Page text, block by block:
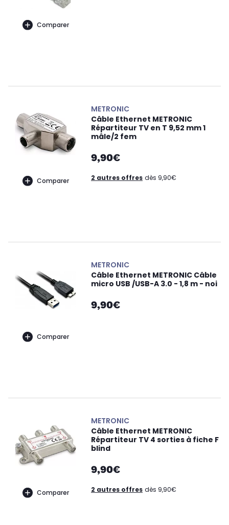
Comparer
Comparer
METRONIC
Câble Ethernet METRONIC
Répartiteur TV en T 9,52 mm 1
mâle/2 fem
9,90€
2 autres offres dès 9,90€
Comparer
METRONIC
Câble Ethernet METRONIC Câble
micro USB /USB-A 3.0 - 1,8 m - noi
9,90€
Comparer
METRONIC
Câble Ethernet METRONIC
Répartiteur TV 4 sorties à fiche F
blind
9,90€
2 autres offres dès 9,90€